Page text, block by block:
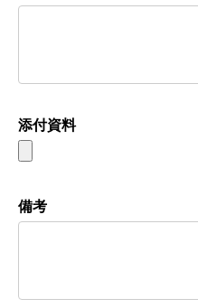
添付資料
備考